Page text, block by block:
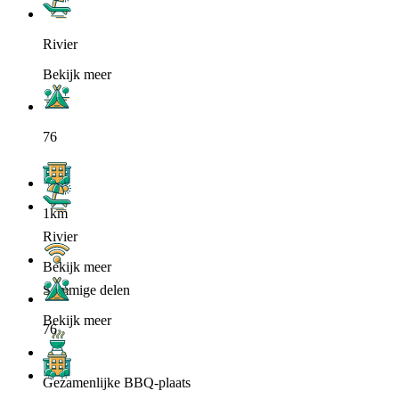
Rivier
Bekijk meer
76
1km
Sommige delen
Bekijk meer
Gezamenlijke BBQ-plaats
Rivier
Bekijk meer
76